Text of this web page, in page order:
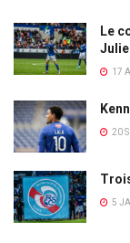
Le
17
20
5